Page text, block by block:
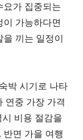
요가 집중되는
가능하다면
을 끼는 일정이
박 시기로 나타
연중 가장 가격
비용 절감을
면 가을 여행